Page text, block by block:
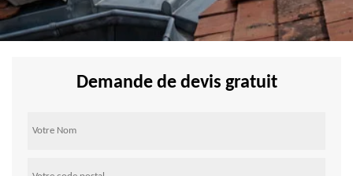
Demande de devis gratuit